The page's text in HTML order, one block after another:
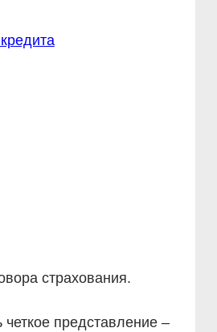
страхования.
представление –